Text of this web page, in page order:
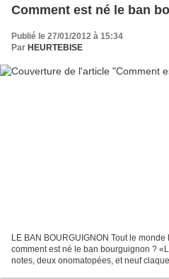
Comment est né le ban
Publié le 27/01/2012 à 15:34
Par HEURTEBISE
LE BAN BOURGUIGNON Tout le
comment est né le ban bourguignon ?
notes, deux onomatopées, et neuf